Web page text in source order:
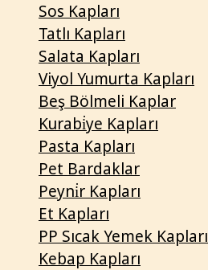
Sos Kapları
Tatlı Kapları
Salata Kapları
Viyol Yumurta Kapları
Beş Bölmeli Kaplar
Kurabi̇ye Kapları
Pasta Kapları
Pet Bardaklar
Peyni̇r Kapları
Et Kapları
PP Sıcak Yemek Kapları
Kebap Kapları